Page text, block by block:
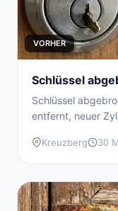
VORHER
Schlüssel
Schlüssel
entfernt, neuer
Kreuzberg 30